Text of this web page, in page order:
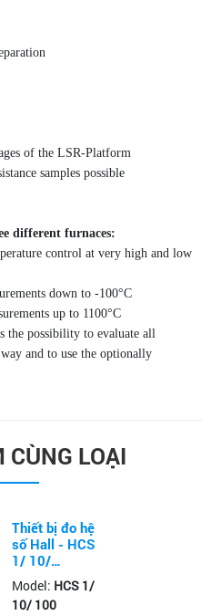
of the LSR-Platform
samples possible
different furnaces:
control at very high and low
down to -100°C
up to 1100°C
the possibility to evaluate all
and to use the optionally
LOẠI
Thiết bị đo hệ
số Hall - HCS
1/ 10/
100/LINSEIS
Model: HCS 1/
10/ 100